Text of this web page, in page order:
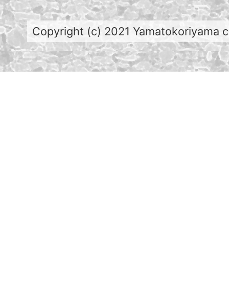
Copyright (c) 2021 Yamatokoriyama